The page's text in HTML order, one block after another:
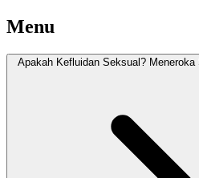
Menu
Apakah Kefluidan Seksual?